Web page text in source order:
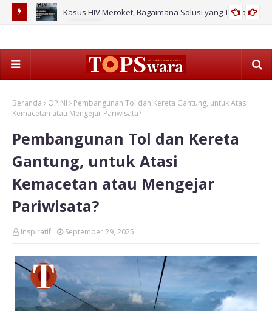
Baru Kasus HIV Meroket, Bagaimana Solusi yang Tuntas?
Beranda OPINI
Pembangunan Tol dan Kereta Gantung, untuk Atasi
Kemacetan atau Mengejar Pariwisata?
Pembangunan Tol dan Kereta
Gantung, untuk Atasi
Kemacetan atau Mengejar
Pariwisata?
Inspiratif September 29, 2025